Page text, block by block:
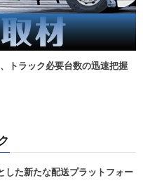
トラック必要台数の迅速把握
た新たな配送プラットフォー